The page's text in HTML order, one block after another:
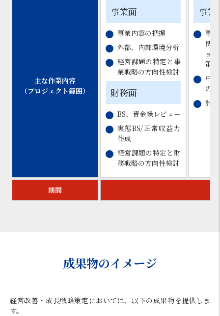
主な作業内容
（プロジェクト範囲）
事業面
事業内容の把握
外部、内部環境分析
経営課題の特定と事
業戦略の方向性検討
財務面
BS、資金繰レビュー
実態BS/正常収益力
作成
経営課題の特定と財
務戦略の方向性検討
事業
事
関
ョ
策
中
の
計
期間
成果物のイメージ
経営改善・成長戦略策定においては、以下の成果物を提供しま
す。